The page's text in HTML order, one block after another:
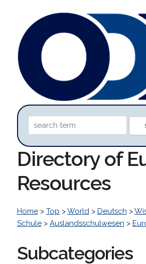
Directory of
Resources
Home> Top >World> Deutsch >
Schule> Auslandsschulwesen >
Subcategories